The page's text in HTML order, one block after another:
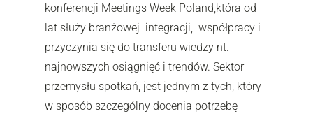
konferencji Meetings Week Poland,która od
lat służy branżowej integracji, współpracy i
przyczynia się do transferu wiedzy nt.
najnowszych osiągnięć i trendów. Sektor
przemysłu spotkań, jest jednym z tych, który
w sposób szczególny docenia potrzebę